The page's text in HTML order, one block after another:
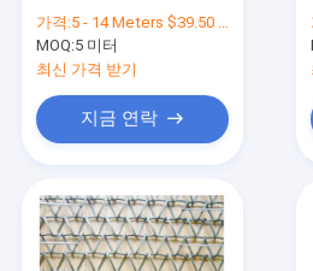
가격:5 - 14 Meters $39.50 ，15 - 29 Meters $36.50 ，30 - 99 Meters $28.60 ，>=100 Meters $23.80
MOQ:5 미터
최신 가격 받기
지금 연락